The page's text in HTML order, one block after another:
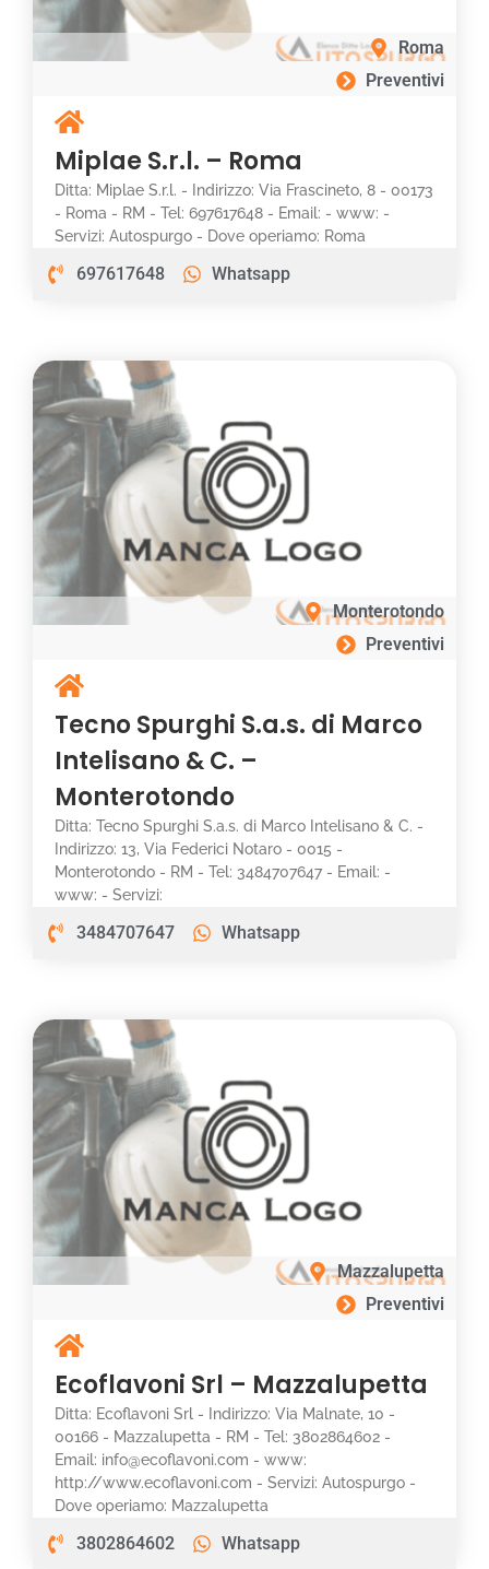
Roma
Preventivi
Miplae S.r.l. – Roma
Ditta: Miplae S.r.l. - Indirizzo: Via Frascineto, 8 - 00173
- Roma - RM - Tel: 697617648 - Email: - www: -
Servizi: Autospurgo - Dove operiamo: Roma
697617648 Whatsapp
Monterotondo
Preventivi
Tecno Spurghi S.a.s. di Marco
Intelisano & C. –
Monterotondo
Ditta: Tecno Spurghi S.a.s. di Marco Intelisano & C. -
Indirizzo: 13, Via Federici Notaro - 0015 -
Monterotondo - RM - Tel: 3484707647 - Email: -
www: - Servizi:
3484707647 Whatsapp
Mazzalupetta
Preventivi
Ecoflavoni Srl – Mazzalupetta
Ditta: Ecoflavoni Srl - Indirizzo: Via Malnate, 10 -
00166 - Mazzalupetta - RM - Tel: 3802864602 -
Email: info@ecoflavoni.com - www:
http://www.ecoflavoni.com - Servizi: Autospurgo -
Dove operiamo: Mazzalupetta
3802864602 Whatsapp